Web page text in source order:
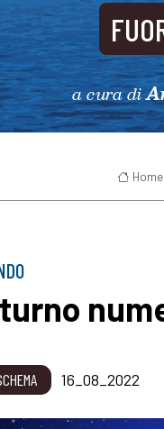
a cura di
Home
16_08_2022